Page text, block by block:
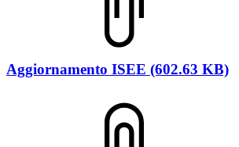
Aggiornamento ISEE (602.63 KB)